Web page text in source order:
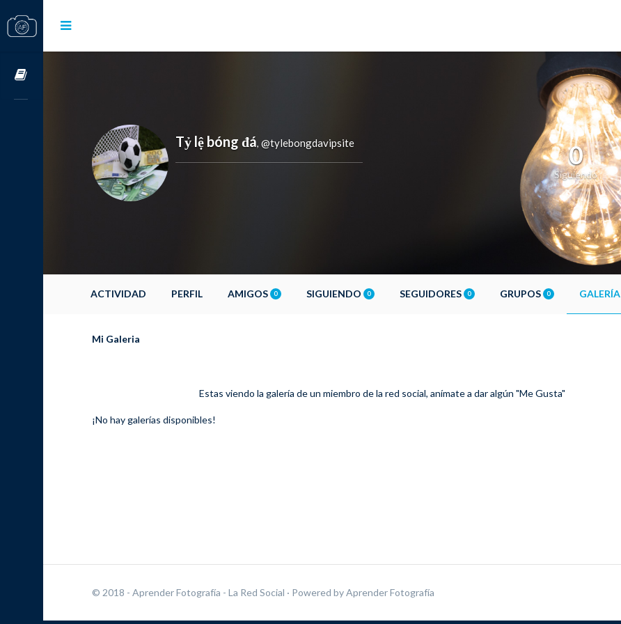
Tỷ lệ bóng đá, @tylebongdavipsite 0
Siguiendo
ACTIVIDAD PERFIL AMIGOS 0 SIGUIENDO 0 SEGUIDORES 0 GRUPOS 0 GALERÍA
Mi Galeria
Estas viendo la galería de un miembro de la red social, anímate a dar algún "Me Gusta"
¡No hay galerías disponibles!
© 2018 - Aprender Fotografía - La Red Social · Powered byAprender Fotografía